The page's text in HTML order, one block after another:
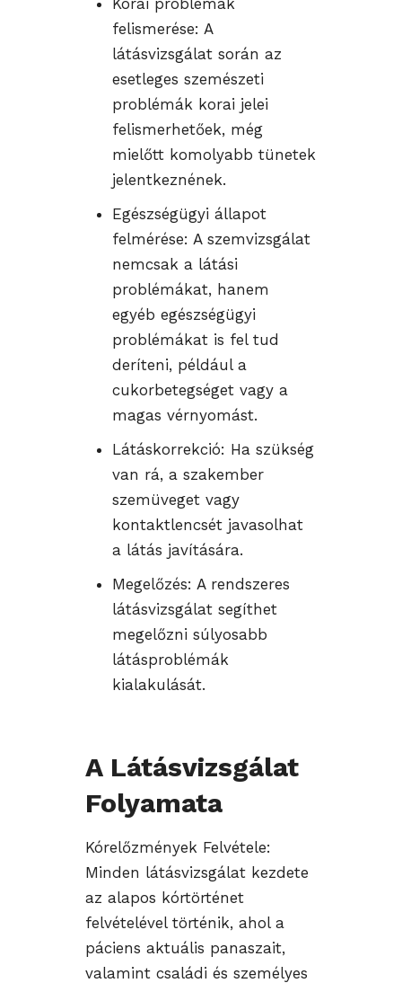
felismerése: A
látásvizsgálat során az
esetleges szemészeti
problémák korai jelei
felismerhetőek, még
mielőtt komolyabb tünetek
jelentkeznének.
Egészségügyi állapot
felmérése: A szemvizsgálat
nemcsak a látási
problémákat, hanem
egyéb egészségügyi
problémákat is fel tud
deríteni, például a
cukorbetegséget vagy a
magas vérnyomást.
Látáskorrekció: Ha szükség
van rá, a szakember
szemüveget vagy
kontaktlencsét javasolhat
a látás javítására.
Megelőzés: A rendszeres
látásvizsgálat segíthet
megelőzni súlyosabb
látásproblémák
kialakulását.
A Látásvizsgálat
Folyamata
Kórelőzmények Felvétele:
Minden látásvizsgálat kezdete
az alapos kórtörténet
felvételével történik, ahol a
páciens aktuális panaszait,
valamint családi és személyes